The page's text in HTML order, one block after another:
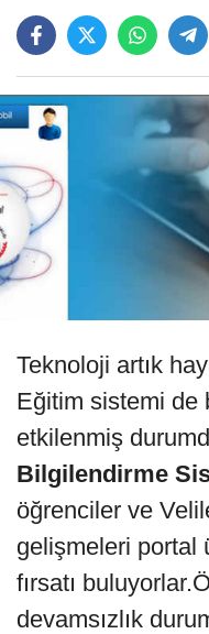
Teknoloji artık
Eğitim sistemi de
etkilenmiş
Bilgilendirme
öğrenciler ve
gelişmeleri portal
fırsatı
devamsızlık